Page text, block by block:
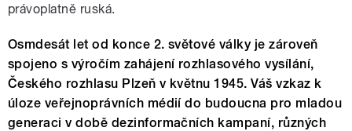
právoplatně ruská.
Osmdesát let od konce 2. světové války je zároveň
spojeno s výročím zahájení rozhlasového vysílání,
Českého rozhlasu Plzeň v květnu 1945. Váš vzkaz k
úloze veřejnoprávních médií do budoucna pro mladou
generaci v době dezinformačních kampaní, různých